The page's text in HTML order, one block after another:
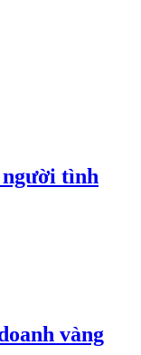
người tình
vàng